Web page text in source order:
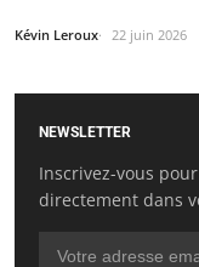
Kévin Leroux 22 juin 2026
NEWSLETTER
Inscrivez-vous
directement dans